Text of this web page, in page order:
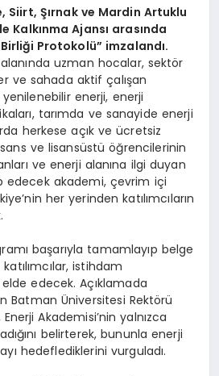
Şırnak ve Mardin Artuklu
Kalkınma Ajansı arasında
Protokolü” imzalandı.
uzman hocalar, sektör
ve sahada aktif çalışan
enerji, enerji
tarımda ve sanayide enerji
herkese açık ve ücretsiz
ve lisansüstü öğrencilerinin
ve enerji alanına ilgi duyan
edecek akademi, çevrim içi
her yerinden katılımcıların
başarıyla tamamlayıp belge
istihdam
edecek. Açıklamada
Batman Üniversitesi Rektörü
Enerji Akademisi’nin yalnızca
belirterek, bununla enerji
hedeflediklerini vurguladı.